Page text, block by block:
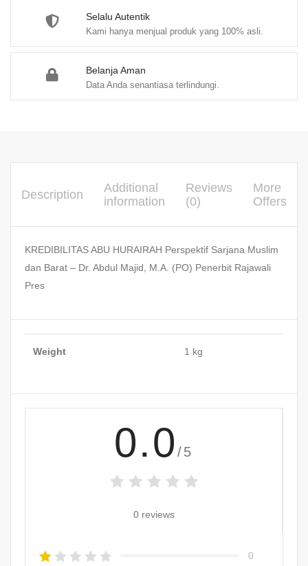
Selalu Autentik
Kami hanya menjual produk yang 100% asli.
Belanja Aman
Data Anda senantiasa terlindungi.
Description
Additional
information
Reviews
(0)
More
Offers
KREDIBILITAS ABU HURAIRAH Perspektif Sarjana Muslim
dan Barat – Dr. Abdul Majid, M.A. (PO) Penerbit Rajawali
Pres
Weight 1 kg
0.0 /5
0 reviews
0